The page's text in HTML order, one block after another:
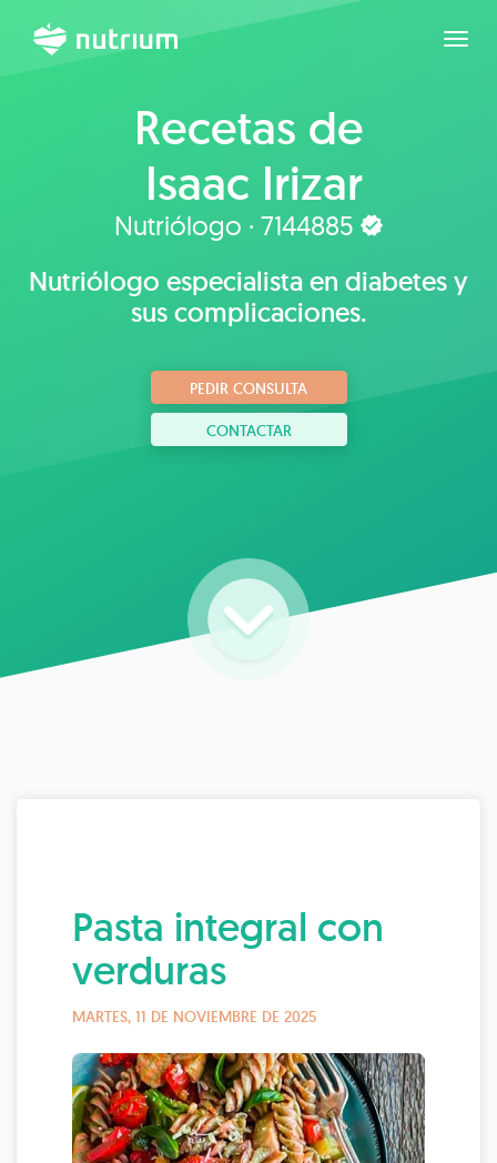
Recetas de
Isaac Irizar
Nutriólogo · 7144885
Nutriólogo especialista en diabetes y
sus complicaciones.
PEDIR CONSULTA
CONTACTAR
Pasta integral con
verduras
MARTES, 11 DE NOVIEMBRE DE 2025